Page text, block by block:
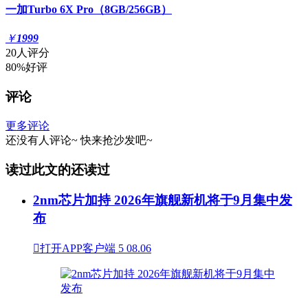
一加Turbo 6X Pro（8GB/256GB）
￥1999
20人评分
80%好评
评论
更多评论
还没有人评论~ 快来抢沙发吧~
读过此文的还读过
2nm芯片加持 2026年旗舰新机将于9月集中发
布
打开APP客户端 5 08.06